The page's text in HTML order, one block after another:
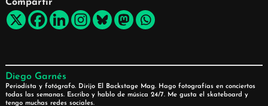
Compartir
Diego Garnés
Periodista y fotógrafo. Dirijo El Backstage Mag. Hago fotografías en conciertos
todas las semanas. Escribo y hablo de música 24/7. Me gusta el skateboard y
tengo muchas redes sociales.